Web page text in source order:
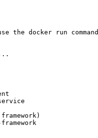
the docker run